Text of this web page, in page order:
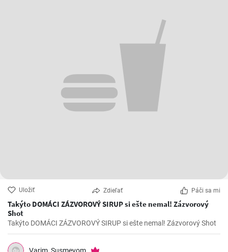
Uložiť Zdieľať Páči sa mi
Takýto DOMÁCI ZÁZVOROVÝ SIRUP si ešte nemal! Zázvorový
Shot
Takýto DOMÁCI ZÁZVOROVÝ SIRUP si ešte nemal! Zázvorový Shot